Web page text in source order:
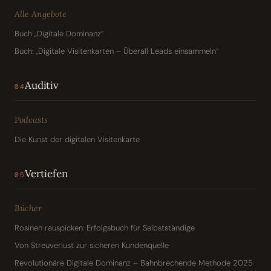
Alle Angebote
Buch „Digitale Dominanz“
Buch: „Digitale Visitenkarten – Überall Leads einsammeln“
04Auditiv
Podcasts
Die Kunst der digitalen Visitenkarte
05Vertiefen
Bücher
Rosinen rauspicken: Erfolgsbuch für Selbstständige
Von Streuverlust zur sicheren Kundenquelle
Revolutionäre Digitale Dominanz – Bahnbrechende Methode 2025